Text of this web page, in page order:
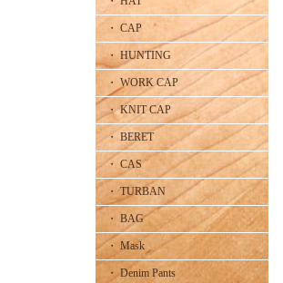
・ CAP
・ HUNTING
・ WORK CAP
・ KNIT CAP
・ BERET
・ CAS
・ TURBAN
・ BAG
・ Mask
・ Denim Pants